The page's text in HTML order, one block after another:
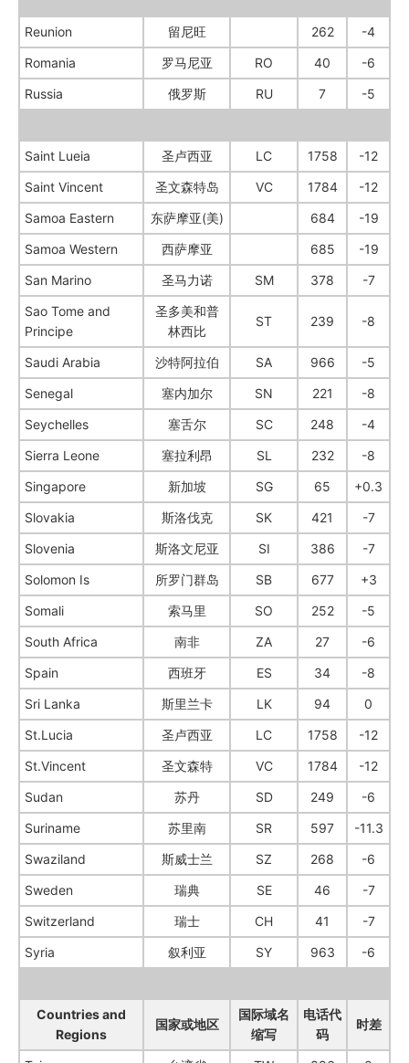
Reunion 留尼旺 262
-4
Romania
罗马尼亚 RO 40
-6
Russia
俄罗斯 RU 7 -5
Saint Lueia 圣卢西亚 LC 1758
-12
Saint Vincent
圣文森特岛 VC 1784
-12
Samoa Eastern
东萨摩亚(美) 684
-19
Samoa Western
西萨摩亚 685
-19
San Marino
圣马力诺 SM 378
-7
Sao Tome and
Principe
圣多美和普
林西比
ST 239 -8
Saudi Arabia 沙特阿拉伯 SA 966
-5
Senegal
塞内加尔 SN 221
-8
Seychelles
塞舌尔 SC 248
-4
Sierra Leone
塞拉利昂 SL 232
-8
Singapore
新加坡 SG 65
+0.3
Slovakia
斯洛伐克 SK 421
-7
Slovenia
斯洛文尼亚 SI 386
-7
Solomon Is
所罗门群岛 SB 677
+3
Somali
索马里 SO 252
-5
South Africa
南非 ZA 27
-6
Spain
西班牙 ES 34
-8
Sri Lanka
斯里兰卡 LK 94
0
St.Lucia
圣卢西亚 LC 1758
-12
St.Vincent
圣文森特 VC 1784
-12
Sudan
苏丹 SD 249
-6
Suriname
苏里南 SR 597
-11.3
Swaziland
斯威士兰 SZ 268
-6
Sweden
瑞典 SE 46
-7
Switzerland
瑞士 CH 41
-7
Syria
叙利亚 SY 963 -6
Countries and
Regions
国家或地区
国际域名
缩写
电话代
码
时差